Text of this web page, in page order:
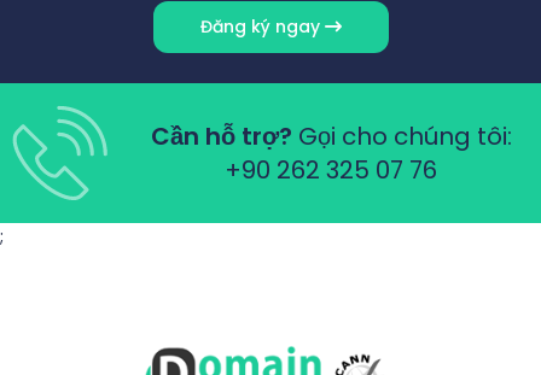
Đăng ký ngay
Cần hỗ trợ? Gọi cho chúng tôi:
+90 262 325 07 76
;